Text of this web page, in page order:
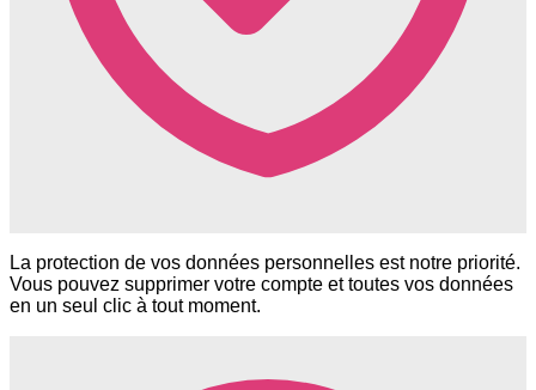
La protection de vos données personnelles est notre priorité.
Vous pouvez supprimer votre compte et toutes vos données
en un seul clic à tout moment.